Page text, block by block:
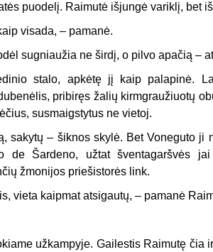
puodelį. Raimutė išjungė variklį, bet
visada, – pamanė.
sugniaužia ne širdį, o pilvo apačią –
stalo, apkėtę jį kaip palapinė.
pribiręs žalių kirmgraužiuotų
susmaigstytus ne vietoj.
sakytų – šiknos skylė. Bet Voneguto ji
Šardeno, užtat šventagaršvės jai
žmonijos priešistorės link.
vieta kaipmat atsigautų, – pamanė
užkampyje. Gailestis Raimutę čia